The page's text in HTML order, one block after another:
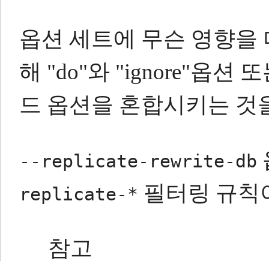
옵션 세트에 무슨 영향을
해 "do"와 "ignore"옵션
드 옵션을 혼합시키는 것
--replicate-rewrite-db
replicate-* 필터링 규칙
참고